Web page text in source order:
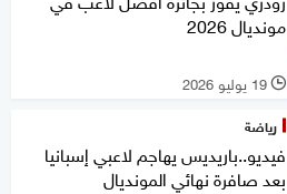
مونديال 2026
l 19 يوليو 2026
رياضة
فيديو..باريديس يهاجم لاعبي إسبانيا
بعد صافرة نهائي المونديال